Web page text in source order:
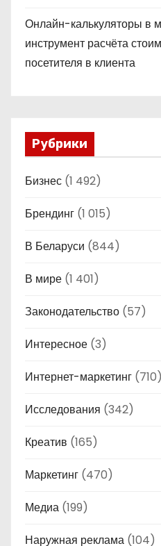
Онлайн-калькуляторы в
инструмент расчёта
посетителя в клиента
Рубрики
Бизнес (1 492)
Брендинг (1 015)
В Беларуси (844)
В мире (1 401)
Законодательство (57)
Интересное (3)
Интернет-маркетинг (710)
Исследования (342)
Креатив (165)
Маркетинг (470)
Медиа (199)
Наружная реклама (104)